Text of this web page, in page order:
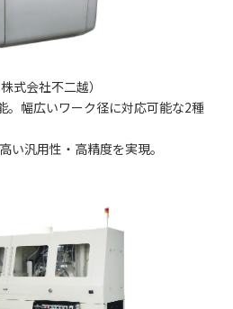
式会社不二越）
。幅広いワーク径に対応可能な2種
汎用性・高精度を実現。